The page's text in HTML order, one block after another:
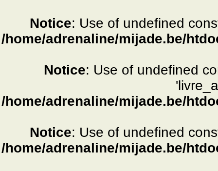
Notice: Use of undefined
/home/adrenaline/mijade.be/
Notice: Use of undefined
/home/adrenaline/mijade.be/
Notice: Use of undefined
/home/adrenaline/mijade.be/